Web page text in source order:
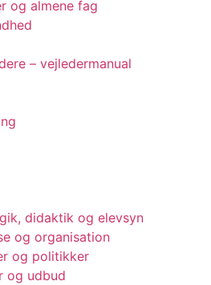
og almene fag
– vejledermanual
didaktik og elevsyn
og organisation
og politikker
og udbud